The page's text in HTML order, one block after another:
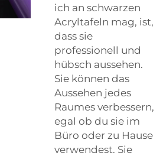
ich an schwarzen
Acryltafeln mag, ist,
dass sie
professionell und
hübsch aussehen.
Sie können das
Aussehen jedes
Raumes verbessern,
egal ob du sie im
Büro oder zu Hause
verwendest. Sie